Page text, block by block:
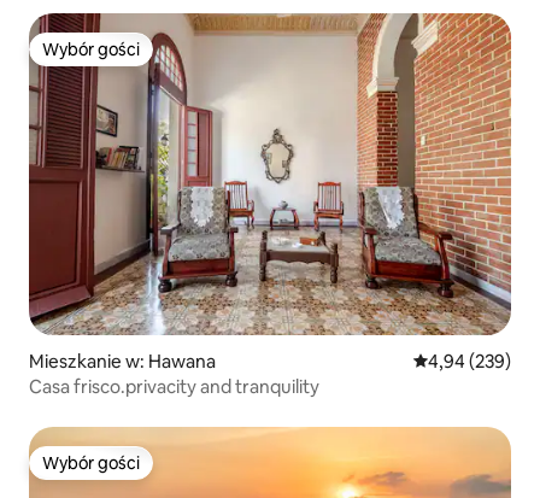
Wybór gości
Wybór gości
Mieszkanie w: Hawana Średnia
4,94 (239)
Casa frisco.privacity and tranquility
Wybór gości
Wybór gości